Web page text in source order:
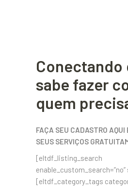
Conectando
sabe fazer
quem
FAÇA SEU CADASTRO AQUI
SEUS SERVIÇOS
[eltdf_listing_search
enable_custom_search=”no”
[eltdf_category_tags